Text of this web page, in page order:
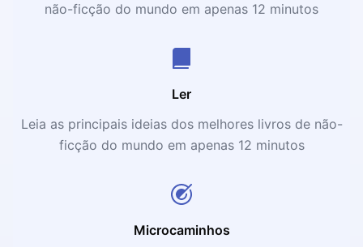
não-ficção do mundo em apenas 12 minutos
Ler
Leia as principais ideias dos melhores livros de não-
ficção do mundo em apenas 12 minutos
Microcaminhos